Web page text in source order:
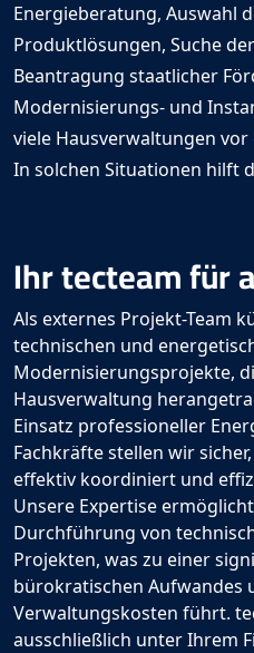
Energieberatung, Auswahl
Produktlösungen, Suche
Beantragung staatlicher
Modernisierungs- und
viele Hausverwaltungen
In solchen Situationen hilft
Ihr tecteamfür
Als externes Projekt-Team
technischen und
Modernisierungsprojekte,
Hausverwaltung
Einsatz professioneller
Fachkräfte stellen wir
effektiv koordiniert und
Unsere Expertise
Durchführung von
Projekten, was zu einer
bürokratischen Aufwandes
Verwaltungskosten führt.
ausschließlich unter Ihrem